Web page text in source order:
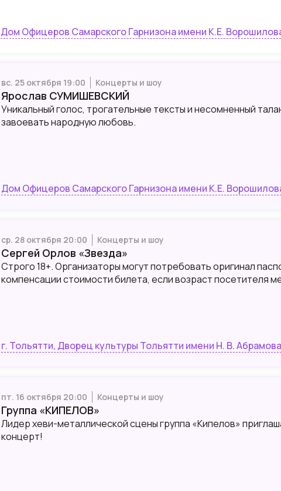
Дом Офицеров Самарского Гарнизона имени К.Е.
вс. 25 октября 19:00 Концерты и шоу
Ярослав СУМИШЕВСКИЙ
Уникальный голос, трогательные тексты и несомненный
завоевать народную любовь.
Дом Офицеров Самарского Гарнизона имени К.Е.
ср. 28 октября 20:00 Концерты и шоу
Сергей Орлов «Звезда»
Строго 18+. Организаторы могут потребовать оригинал
компенсации стоимости билета, если возраст посетителя
г. Тольятти, Дворец культуры Тольятти имени Н. В. Абрамова
пт. 16 октября 20:00 Концерты и шоу
Группа «КИПЕЛОВ»
Лидер хеви-металлической сцены группа «Кипелов»
концерт!